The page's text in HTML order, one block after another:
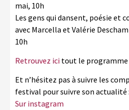
mai, 10h
Les gens qui dansent, poésie et
avec Marcella et Valérie
10h
Retrouvez ici tout le programme
Et n’hésitez pas à suivre les
festival pour suivre son actualité :
Sur instagram